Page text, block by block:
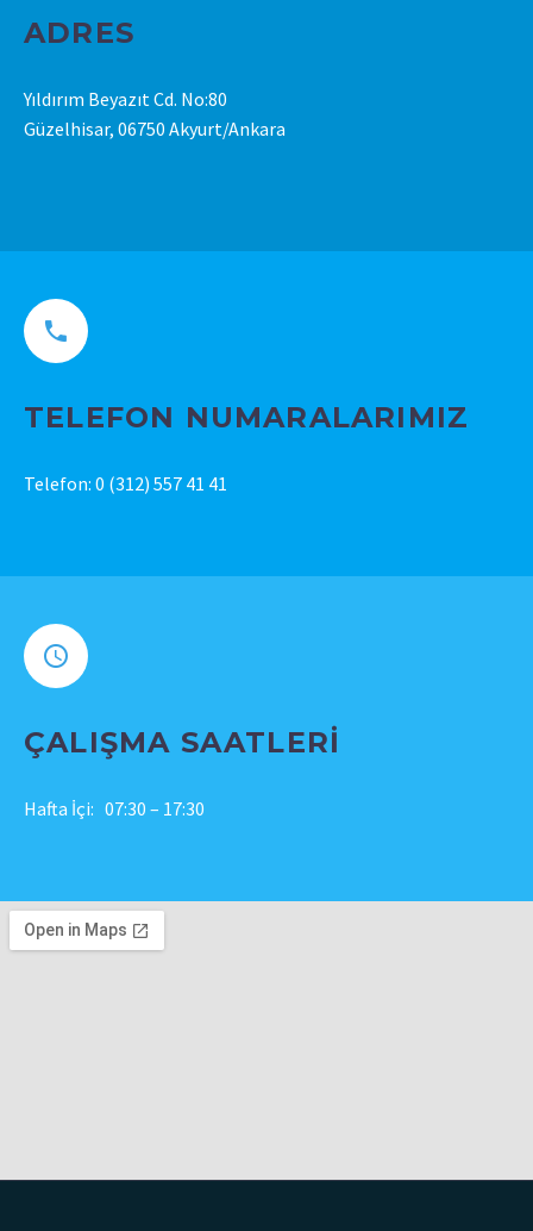
ADRES
Yıldırım Beyazıt Cd. No:80
Güzelhisar, 06750 Akyurt/Ankara
TELEFON NUMARALARIMIZ
Telefon: 0 (312) 557 41 41
ÇALIŞMA SAATLERİ
Hafta İçi: 07:30 – 17:30